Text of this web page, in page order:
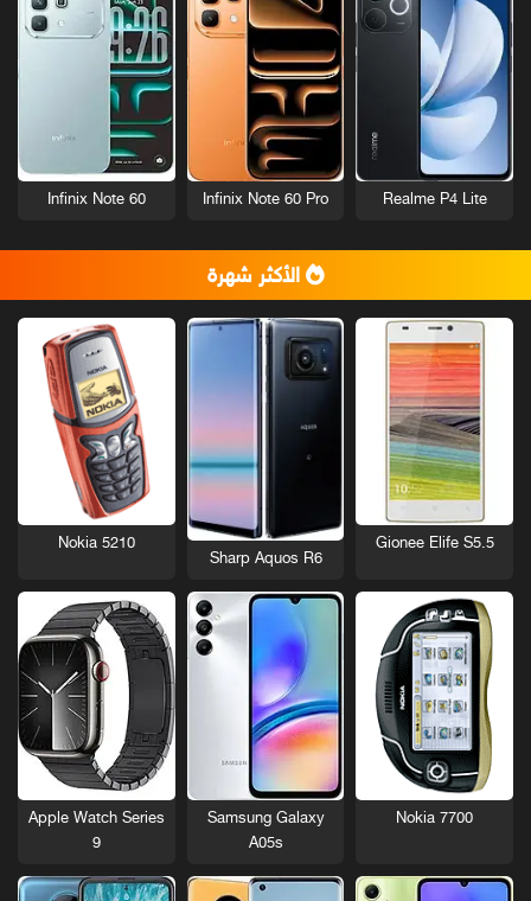
Realme P4 Lite
Infinix Note 60 Pro
Infinix Note 60
الأكثر شهرة
Gionee Elife S5.5
Sharp Aquos R6
Nokia 5210
Nokia 7700
Samsung Galaxy
A05s
Apple Watch Series
9